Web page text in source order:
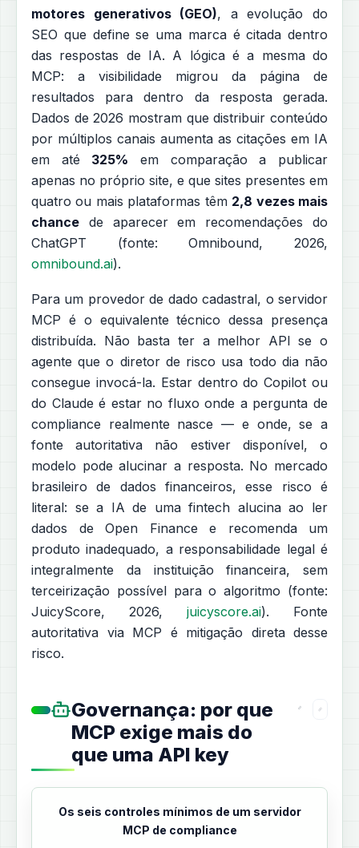
motores generativos (GEO), a evolução do
SEO que define se uma marca é citada dentro
das respostas de IA. A lógica é a mesma do
MCP: a visibilidade migrou da página de
resultados para dentro da resposta gerada.
Dados de 2026 mostram que distribuir conteúdo
por múltiplos canais aumenta as citações em IA
em até 325% em comparação a publicar
apenas no próprio site, e que sites presentes em
quatro ou mais plataformas têm 2,8 vezes mais
chance de aparecer em recomendações do
ChatGPT (fonte: Omnibound, 2026,
omnibound.ai).
Para um provedor de dado cadastral, o servidor
MCP é o equivalente técnico dessa presença
distribuída. Não basta ter a melhor API se o
agente que o diretor de risco usa todo dia não
consegue invocá-la. Estar dentro do Copilot ou
do Claude é estar no fluxo onde a pergunta de
compliance realmente nasce — e onde, se a
fonte autoritativa não estiver disponível, o
modelo pode alucinar a resposta. No mercado
brasileiro de dados financeiros, esse risco é
literal: se a IA de uma fintech alucina ao ler
dados de Open Finance e recomenda um
produto inadequado, a responsabilidade legal é
integralmente da instituição financeira, sem
terceirização possível para o algoritmo (fonte:
JuicyScore, 2026, juicyscore.ai). Fonte
autoritativa via MCP é mitigação direta desse
risco.
Governança: por que
MCP exige mais do
que uma API key
Os seis controles mínimos de um servidor
MCP de compliance